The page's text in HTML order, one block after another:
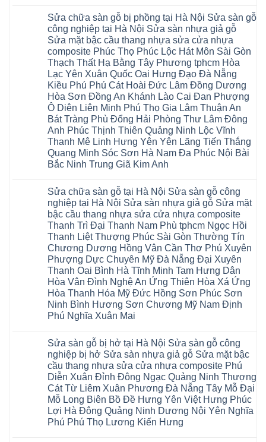
wood
đế
cao
su
IXPE
Hưng
Yên
Sài
Gòn
Ân
Thi
Hoàng
Mai
Hào
Tiên
Lữ
Từ
Liêm
Phù
Cừ
Thanh
Xuân
Kim
Động
Văn
Giang
Cầu
Giấy
Văn
Lâm
tphcm
Khoái
Châu
nhà
hà
nội
Ziccos
Flortex
black
Hobi
wood
Glotex
Kosmos
Hobi
wood
Charm
wood
đế
cao
su
IXPE
Phú
Trì
Thanh
Xuân
Đoan
Hùng
Thanh
Ba
Giấy
Hạ
Hòa
Cẩm
Khê
Tây
Hồ
Yên
Lập
Thanh
Ninh
hưng
yên
Lâm
Thao
Tam
Nông
hải
phòng
Thanh
Thủy
Hà
Nội
Sửa
sàn
giả
cong
vênh
Sửa
mặt
bậc
cầu
thang
nhựa
sửa
cửa
composite
tpHCM
Hoài
Đức
Bình
Dương
Thủ
Đức
Thanh
Xuân
Thái
Nguyên
Phú
Thọ
Bắc
Giang
Long
Biên
Hải
Dương
Bắc
Ninh
Gia
Lâm
Nam
Hà
Nội
Hưng
Yên
Đông
Anh
bình
luận
ở
Sửa
sàn
gỗ
cong
vênh
tại
Hà
Nội
Sửa
sàn
gỗ
công
nghiệp
tại
Hà
Nội
nhựa
giả
gỗ
cong
vênh
Sửa
mặt
bậc
cầu
thang
nhựa
sửa
cửa
nhựa
composite
hoài
đức
đan
thanh
ứng
hòa
long
biên
sài
gòn
đông
anh
sóc
sơn
Sửa chữa sàn gỗ bị phồng tại Hà Nội Sửa sàn gỗ
công nghiệp tại Hà Nội Sửa sàn nhựa giả gỗ
Sửa mặt bậc cầu thang nhựa sửa cửa nhựa
composite Phúc Thọ Phúc Lộc Hát Môn Sài Gòn
Thạch Thất Hạ Bằng Tây Phương tphcm Hòa
Lạc Yên Xuân Quốc Oai Hưng Đạo Đà Nẵng
Kiều Phú Phú Cát Hoài Đức Lâm Đồng Dương
Hòa Sơn Đồng An Khánh Lào Cai Đan Phượng
Ô Diên Liên Minh Phú Thọ Gia Lâm Thuận An
Bát Tràng Phù Đổng Hải Phòng Thư Lâm Đông
Anh Phúc Thịnh Thiên Quảng Ninh Lộc Vĩnh
Thanh Mê Linh Hưng Yên Yên Lãng Tiến Thắng
Quang Minh Sóc Sơn Hà Nam Đa Phúc Nội Bài
Bắc Ninh Trung Giã Kim Anh
bình
luận
ở
Sửa
chữa
sàn
bị
phồng
tại
Hà
Sửa
sàn
gỗ
công
nghiệp
Nội
Sửa
sàn
nhựa
giả
gỗ
Sửa
mặt
bậc
cầu
thang
nhựa
Sửa chữa sàn gỗ tại Hà Nội Sửa sàn gỗ công
nghiệp tại Hà Nội Sửa sàn nhựa giả gỗ Sửa mặt
bậc cầu thang nhựa sửa cửa nhựa composite
Thanh Trì Đại Thanh Nam Phù tphcm Ngọc Hồi
Thanh Liệt Thượng Phúc Sài Gòn Thường Tín
Chương Dương Hồng Vân Cần Thơ Phú Xuyên
Phượng Dực Chuyên Mỹ Đà Nẵng Đại Xuyên
Thanh Oai Bình Hà Tĩnh Minh Tam Hưng Dân
Hòa Vân Đình Nghệ An Ứng Thiên Hòa Xá Ứng
Hòa Thanh Hóa Mỹ Đức Hồng Sơn Phúc Sơn
Ninh Bình Hương Sơn Chương Mỹ Nam Định
Phú Nghĩa Xuân Mai
bình
luận
ở
Sửa
chữa
sàn
gỗ
tại
Hà
Nội
Sửa
Sửa sàn gỗ bị hở tại Hà Nội Sửa sàn gỗ công
nghiệp bị hở Sửa sàn nhựa giả gỗ Sửa mặt bậc
cầu thang nhựa sửa cửa nhựa composite Phú
Diễn Xuân Đỉnh Đông Ngạc Quảng Ninh Thượng
Cát Từ Liêm Xuân Phương Đà Nẵng Tây Mỗ Đại
Mỗ Long Biên Bồ Đề Hưng Yên Việt Hưng Phúc
Lợi Hà Đông Quảng Ninh Dương Nội Yên Nghĩa
Phú Phú Thọ Lương Kiến Hưng